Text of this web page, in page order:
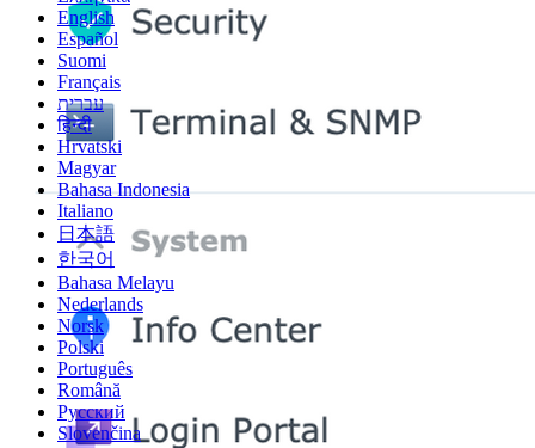
English
Español
Suomi
Français
עברית
हिन्दी
Hrvatski
Magyar
Bahasa Indonesia
Italiano
日本語
한국어
Bahasa Melayu
Nederlands
Norsk
Polski
Português
Română
Русский
Slovenčina